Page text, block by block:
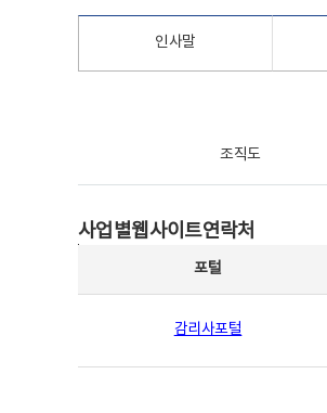
인사말
조직도
사업별웹사이트연락처
포털
감리사포털